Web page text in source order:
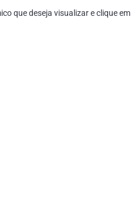
que deseja visualizar e clique em